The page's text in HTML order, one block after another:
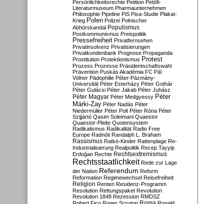
Persönlichkeitsrechte Petition Petőfi-
Literaturmuseum Pharmaunternehmen
Philosophie Pipeline PiS Pisa-Studie Plakat-
Krieg Polen Polizei Polnischer
Abhörskandal Populismus
Postkommunismus Preispolitik
Pressefreiheit Privatfernsehen
Privatinsolvenz Privatisierungen
Privatkundenbank Prognose Propaganda
Prostitution Protektionismus Protest
Prozess Prozesse Präsidentschaftswahl
Prävention Puskás Akadémia FC Pál
Völner Pädophilie Péter-Pázmány-
Universität Péter Esterházy Péter Gothár
Péter Gulácsi Péter Jakab Péter Juhász
Péter Magyar Péter Medgyessy Péter
Márki-Zay Péter Nadás Péter
Niedermüller Péter Polt Péter Róna Péter
Szijjártó Qasim Soleimani Quaestor
Quaestor-Pleite Quotensystem
Radikalismus Radikalität Radio Free
Europe Radnóti Randalph L. Braham
Rassismus Ratkó-Kinder Rattenplage Re-
Industrialisierung Realpolitik Recep Tayyip
Erdoğan Rechte Rechtsextremismus
Rechtsstaatlichkeit Rede zur Lage
der Nation Referendum Reform
Reformation Regimewechsel Reisefreiheit
Religion Renten Residenz-Programm
Resolution Rettungspaket Revolution
Revolution 1848 Rezession RMDSZ